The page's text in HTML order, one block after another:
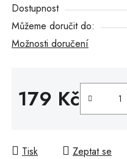
hvězdiček.
Dostupnost
Můžeme doručit do:
Možnosti doručení
179 Kč
Tisk Zeptat se